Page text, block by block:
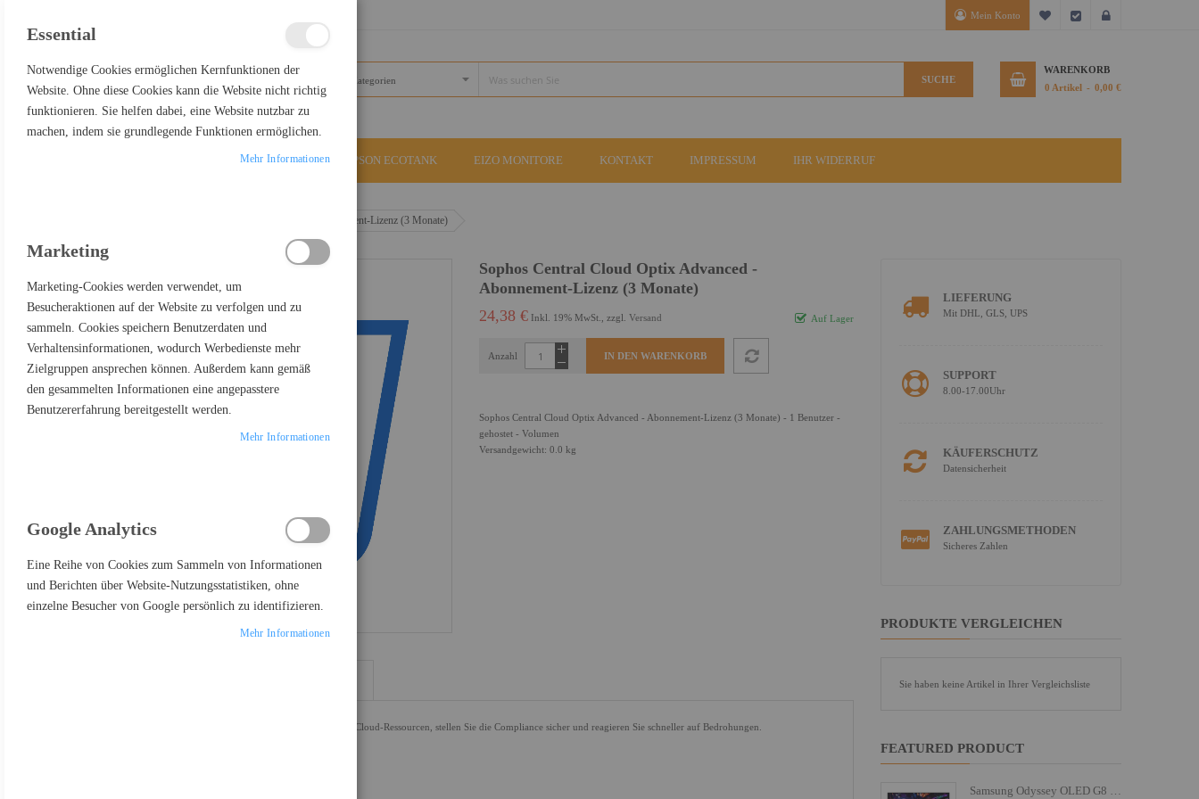
Mein Konto Mein Wunschzettel
Kasse
SUCHE
WARENKORB
0 Artikel 0,00 €
EPSON ECOTANK EIZO MONITORE KONTAKT IMPRESSUM IHR WIDERRUF
Sophos Central Cloud Optix Advanced - Abonnement-Lizenz (3 Monate)
Sophos Central Cloud Optix Advanced -
Abonnement-Lizenz (3 Monate)
Auf Lager
24,38 € Inkl. 19% MwSt., zzgl. Versand
Anzahl IN DEN WARENKORB
Sophos Central Cloud Optix Advanced - Abonnement-Lizenz (3 Monate) - 1 Benutzer -
gehostet - Volumen
Versandgewicht: 0.0 kg
Identifizieren Sie dank Sophos Cloud Optix Schwachstellen in Cloud-Ressourcen, stellen Sie die Compliance sicher und reagieren Sie schneller auf Bedrohungen.
LIEFERUNG
Mit DHL, GLS, UPS
SUPPORT
8.00-17.00Uhr
KÄUFERSCHUTZ
Datensicherheit
ZAHLUNGSMETHODEN
Sicheres Zahlen
PRODUKTE VERGLEICHEN
Sie haben keine Artikel in Ihrer Vergleichsliste
FEATURED PRODUCT
Samsung Odyssey OLED G8 S27FG810SU - G81SF Series - OLED-Monitor - Gaming - 68.6 cm (27")
Essential
Notwendige Cookies ermöglichen Kernfunktionen der
Website. Ohne diese Cookies kann die Website nicht richtig
funktionieren. Sie helfen dabei, eine Website nutzbar zu
machen, indem sie grundlegende Funktionen ermöglichen.
Mehr Informationen
Marketing
Marketing-Cookies werden verwendet, um
Besucheraktionen auf der Website zu verfolgen und zu
sammeln. Cookies speichern Benutzerdaten und
Verhaltensinformationen, wodurch Werbedienste mehr
Zielgruppen ansprechen können. Außerdem kann gemäß
den gesammelten Informationen eine angepasstere
Benutzererfahrung bereitgestellt werden.
Mehr Informationen
Google Analytics
Eine Reihe von Cookies zum Sammeln von Informationen
und Berichten über Website-Nutzungsstatistiken, ohne
einzelne Besucher von Google persönlich zu identifizieren.
Mehr Informationen